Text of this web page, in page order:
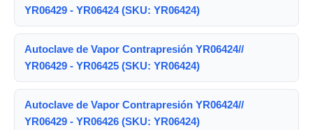
YR06429 - YR06424 (SKU: YR06424)
Autoclave de Vapor Contrapresión YR06424//
YR06429 - YR06425 (SKU: YR06424)
Autoclave de Vapor Contrapresión YR06424//
YR06429 - YR06426 (SKU: YR06424)